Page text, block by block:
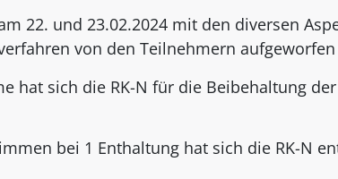
22. und 23.02.2024 mit den diversen
von den Teilnehmern
hat sich die RK-N für die Beibehaltung
bei 1 Enthaltung hat sich die RK-N